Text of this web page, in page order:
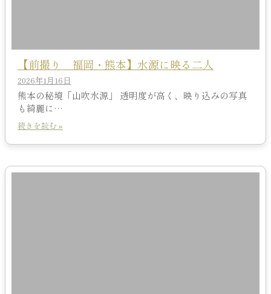
【前撮り 福岡・熊本】水源に映る二人
2026年1月16日
熊本の秘境「山吹水源」 透明度が高く、映り込みの写真
も綺麗に…
続きを読む »